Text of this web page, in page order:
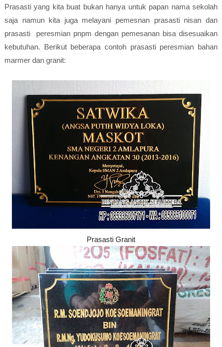
Prasasti yang kita buat bukan hanya untuk papan nama sekolah
saja namun kita juga melayani pemesnan prasasti nisan dan
prasasti peresmian pnpm dengan pemesanan bisa disesuaikan
kebutuhan. Berikut beberapa contoh prasasti peresmian bahan
marmer dan granit:
Prasasti Granit